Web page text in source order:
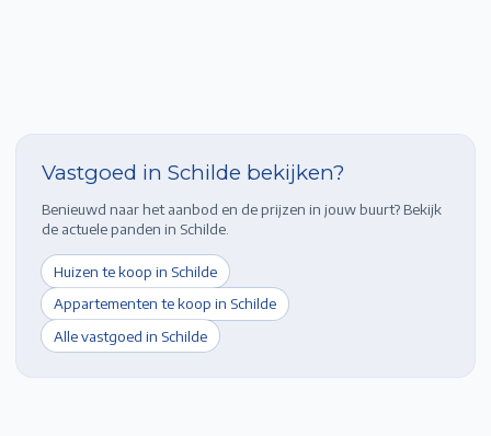
Vastgoed in Schilde bekijken?
Benieuwd naar het aanbod en de prijzen in jouw buurt? Bekijk
de actuele panden in Schilde.
Huizen te koop in Schilde
Appartementen te koop in Schilde
Alle vastgoed in Schilde